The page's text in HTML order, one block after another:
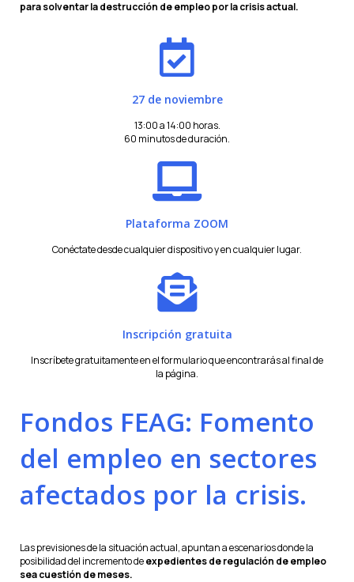
para solventar la destrucción de empleo por la crisis actual.
27 de noviembre
13:00 a 14:00 horas.
60 minutos de duración.
Plataforma ZOOM
Conéctate desde cualquier dispositivo y en cualquier lugar.
Inscripción gratuita
Inscríbete gratuitamente en el formulario que encontrarás al final de
la página.
Fondos FEAG: Fomento
del empleo en sectores
afectados por la crisis.
Las previsiones de la situación actual, apuntan a escenarios donde la
posibilidad del incremento deexpedientes de regulación de empleo
sea cuestión de meses.